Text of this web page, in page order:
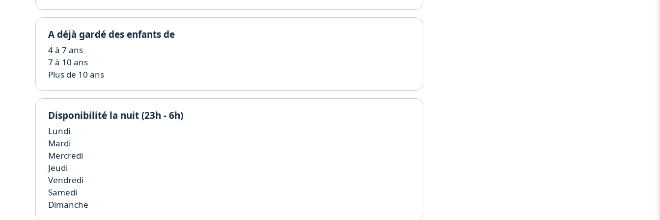
A déjà gardé des enfants de
4 à 7 ans
7 à 10 ans
Plus de 10 ans
Disponibilité la nuit (23h - 6h)
Lundi
Mardi
Mercredi
Jeudi
Vendredi
Samedi
Dimanche